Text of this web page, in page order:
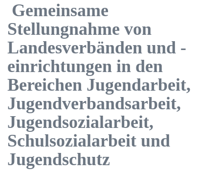
Gemeinsame
Stellungnahme von
Landesverbänden und -
einrichtungen in den
Bereichen Jugendarbeit,
Jugendverbandsarbeit,
Jugendsozialarbeit,
Schulsozialarbeit und
Jugendschutz